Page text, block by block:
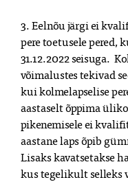
3. Eelnõu järgi ei
pere toetusele pered,
31.12.2022 seisuga.
võimalustes tekivad
kui kolmelapselise
aastaselt õppima
pikenemisele ei
aastane laps õpib
Lisaks kavatsetakse
kus tegelikult selleks